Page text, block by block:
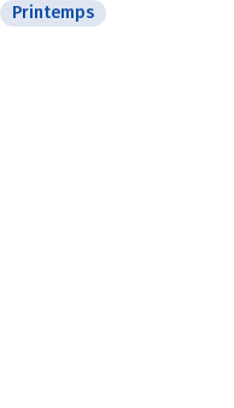
Printemps